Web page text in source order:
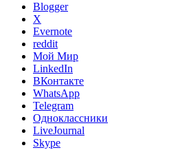
Blogger
X
Evernote
reddit
Мой Мир
LinkedIn
ВКонтакте
WhatsApp
Telegram
Одноклассники
LiveJournal
Skype